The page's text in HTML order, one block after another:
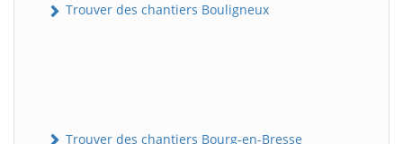
Trouver des chantiers Bouligneux
Trouver des chantiers Bourg-en-Bresse